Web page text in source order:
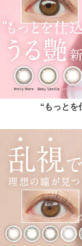
“もっとを